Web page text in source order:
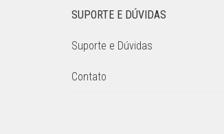
SUPORTE E DÚVIDAS
Suporte e Dúvidas
Contato